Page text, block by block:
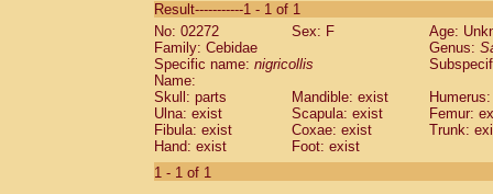
CebidaeSaguinus labiatus(0)
Cebidae Saguinus leucopus (0)
Cebidae
CebidaeSaguinus mystax
Cebidae Saguinus nigricollis (1)
Cebidae Saguinus oedipus
Cebidae Saguinus weddelli
Cebidae Saguinusspp.
Cebidae
Result-----------1 - 1 of 1
No: 02272
Sex: F
Age:
Family: Cebidae
Genus:
Specific name: nigricollis
Name:
Skull: parts
Mandible: exist
Ulna: exist
Scapula: exist
Femur:
Fibula: exist
Coxae: exist
Trunk:
Hand: exist
Foot: exist
1 - 1 of 1